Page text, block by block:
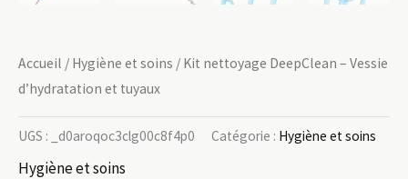
Accueil / Hygiène et soins / Kit nettoyage DeepClean – Vessie
d’hydratation et tuyaux
UGS : _d0aroqoc3clg00c8f4p0 Catégorie : Hygiène et soins
Hygiène et soins